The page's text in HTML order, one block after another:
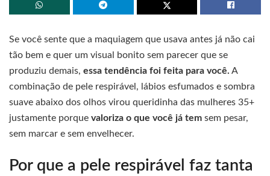
Se você sente que a maquiagem que usava antes já não cai
tão bem e quer um visual bonito sem parecer que se
produziu demais, essa tendência foi feita para você. A
combinação de pele respirável, lábios esfumados e sombra
suave abaixo dos olhos virou queridinha das mulheres 35+
justamente porque valoriza o que você já tem sem pesar,
sem marcar e sem envelhecer.
Por que a pele respirável faz tanta